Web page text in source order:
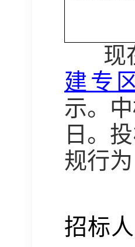
现
建专
示。 中
日 。
规行
招标人